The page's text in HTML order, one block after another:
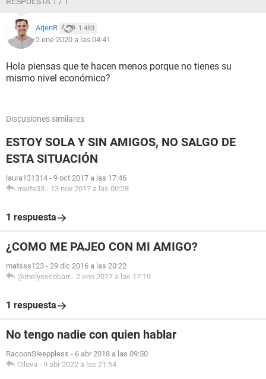
ArjenR 1.483
2 ene 2020 a las 04:41
Hola piensas que te hacen menos porque no tienes su
mismo nivel económico?
Discusiones similares
ESTOY SOLA Y SIN AMIGOS, NO SALGO DE
ESTA SITUACIÓN
laura131314 - 9 oct 2017 a las 17:46
maite33 - 13 nov 2017 a las 00:28
1 respuesta
¿COMO ME PAJEO CON MI AMIGO?
matsss123 - 29 dic 2016 a las 20:22
@melyescobarr - 2 ene 2017 a las 17:19
1 respuesta
No tengo nadie con quien hablar
RacoonSleeppless - 6 abr 2018 a las 09:50
Cilova - 9 abr 2022 a las 21:54